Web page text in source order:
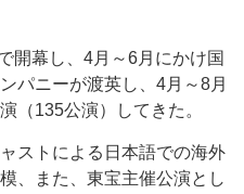
開幕し、4月～6月にかけ国
パニーが渡英し、4月～8月
（135公演）してきた。
ストによる日本語での海外
、また、東宝主催公演とし